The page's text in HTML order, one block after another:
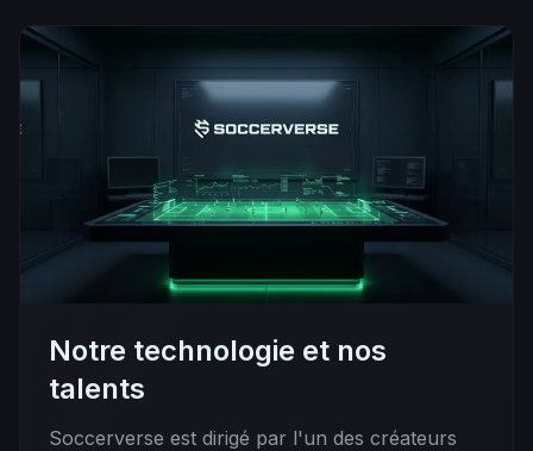
Notre technologie et nos
talents
Soccerverse est dirigé par l'un des créateurs